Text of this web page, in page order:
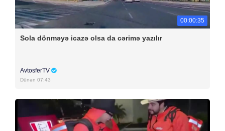
00:00:35
Sola dönməyə icazə olsa da cərimə yazılır
AvtosferTV
Dünən 07:43